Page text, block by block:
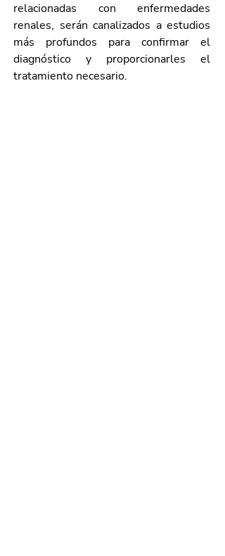
relacionadas con enfermedades
renales, serán canalizados a estudios
más profundos para confirmar el
diagnóstico y proporcionarles el
tratamiento necesario.